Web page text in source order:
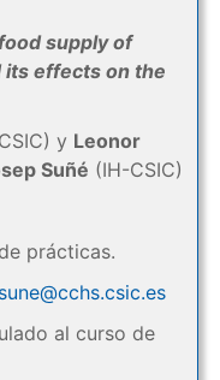
supply of
its effects on the
y Leonor
Suñé (IH-CSIC)
prácticas.
al curso de